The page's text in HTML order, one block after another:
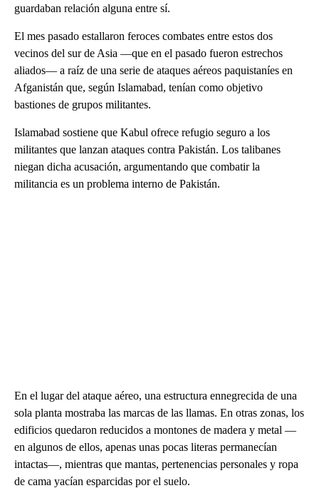
guardaban relación alguna entre sí.
El mes pasado estallaron feroces combates entre estos dos
vecinos del sur de Asia —que en el pasado fueron estrechos
aliados— a raíz de una serie de ataques aéreos paquistaníes en
Afganistán que, según Islamabad, tenían como objetivo
bastiones de grupos militantes.
Islamabad sostiene que Kabul ofrece refugio seguro a los
militantes que lanzan ataques contra Pakistán. Los talibanes
niegan dicha acusación, argumentando que combatir la
militancia es un problema interno de Pakistán.
En el lugar del ataque aéreo, una estructura ennegrecida de una
sola planta mostraba las marcas de las llamas. En otras zonas, los
edificios quedaron reducidos a montones de madera y metal —
en algunos de ellos, apenas unas pocas literas permanecían
intactas—, mientras que mantas, pertenencias personales y ropa
de cama yacían esparcidas por el suelo.